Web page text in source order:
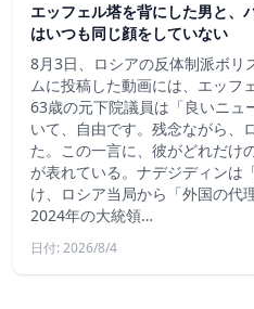
エッフェル塔を背にした男と
はいつも同じ顔をしていない
8月3日、ロシアの反体制派ボリ
ムに投稿した動画には、エッフ
63歳の元下院議員は「良いニュ
いて、自由です。残念ながら、
た。この一言に、彼がどれだけ
が表れている。ナデジディンは
け、ロシア当局から「外国の代
2024年の大統領…
日付: 2026/8/4